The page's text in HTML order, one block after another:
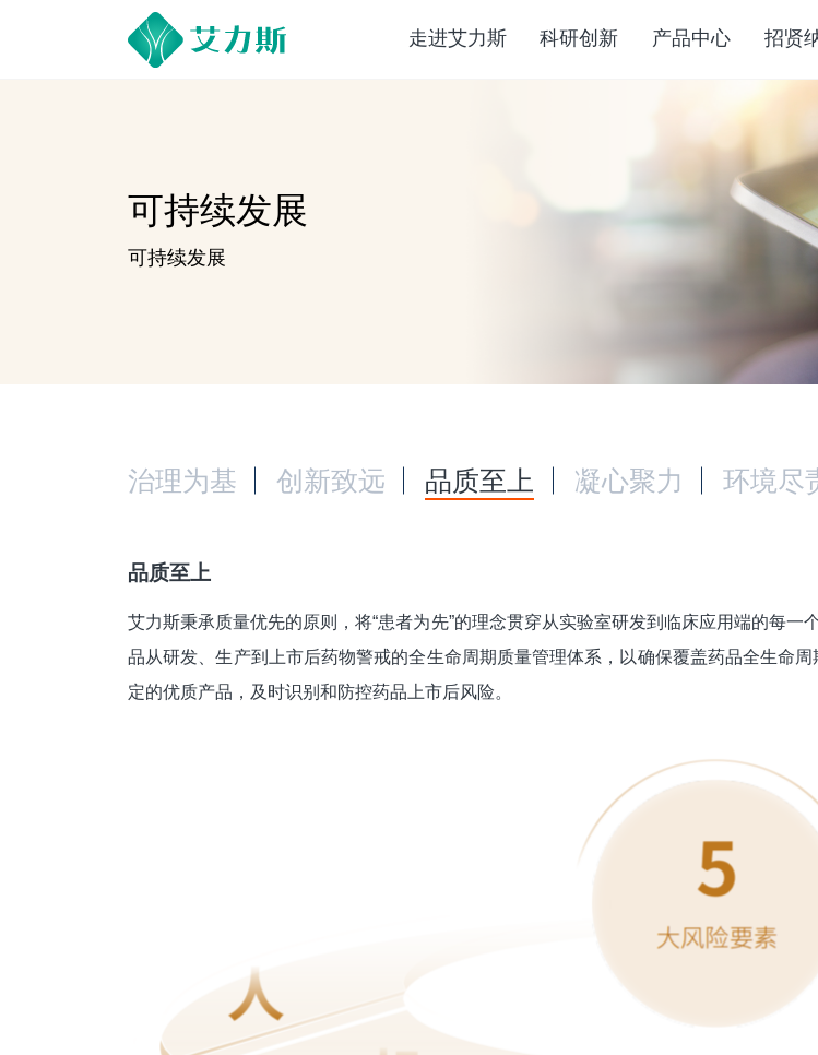
走进艾力斯 科研创新 产品中心 招贤
可持续发展
可持续发展
治理为基 创新致远 品质至上 凝心聚力 环境尽
品质至上
艾力斯秉承质量优先的原则，将“患者为先”的理念贯穿从实验室研发到临床应用端的每
品从研发、生产到上市后药物警戒的全生命周期质量管理体系，以确保覆盖药品全生命
定的优质产品，及时识别和防控药品上市后风险。